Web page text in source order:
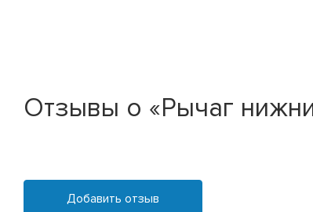
Отзывы о «Рычаг
Добавить отзыв